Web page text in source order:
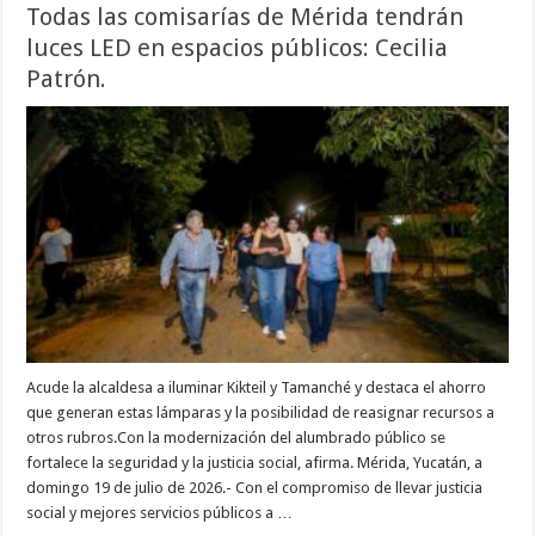
Todas las comisarías de Mérida tendrán
luces LED en espacios públicos: Cecilia
Patrón.
Acude la alcaldesa a iluminar Kikteil y Tamanché y destaca el ahorro
que generan estas lámparas y la posibilidad de reasignar recursos a
otros rubros.Con la modernización del alumbrado público se
fortalece la seguridad y la justicia social, afirma. Mérida, Yucatán, a
domingo 19 de julio de 2026.- Con el compromiso de llevar justicia
social y mejores servicios públicos a …